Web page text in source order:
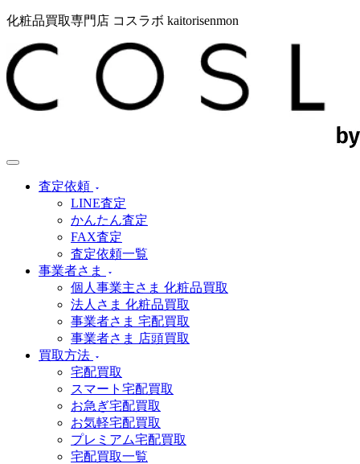
化粧品買取専門店 コスラボ kaitorisenmon
査定依頼
LINE査定
かんたん査定
FAX査定
査定依頼一覧
事業者さま
個人事業主さま 化粧品買取
法人さま 化粧品買取
事業者さま 宅配買取
事業者さま 店頭買取
買取方法
宅配買取
スマート宅配買取
お急ぎ宅配買取
お気軽宅配買取
プレミアム宅配買取
宅配買取一覧